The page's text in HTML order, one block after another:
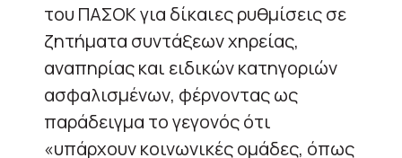
του ΠΑΣΟΚ για δίκαιες ρυθμίσεις σε
ζητήματα συντάξεων χηρείας,
αναπηρίας και ειδικών κατηγοριών
ασφαλισμένων, φέρνοντας ως
παράδειγμα το γεγονός ότι
«υπάρχουν κοινωνικές ομάδες, όπως